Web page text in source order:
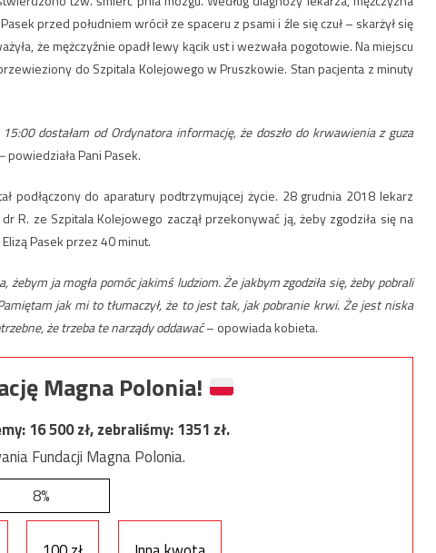
przed południem wrócił ze spaceru z psami i źle się czuł – skarżył się
że mężczyźnie opadł lewy kącik ust i wezwała pogotowie. Na miejscu
do Szpitala Kolejowego w Pruszkowie. Stan pacjenta z minuty
dostałam od Ordynatora informację, że doszło do krwawienia z guza
powiedziała Pani Pasek.
podłączony do aparatury podtrzymującej życie. 28 grudnia 2018 lekarz
R. ze Szpitala Kolejowego zaczął przekonywać ją, żeby zgodziła się na
Pasek przez 40 minut.
żebym ja mogła pomóc jakimś ludziom. Że jakbym zgodziła się, żeby pobrali
jak mi to tłumaczył, że to jest tak, jak pobranie krwi. Że jest niska
że trzeba te narządy oddawać– opowiada kobieta.
Magna Polonia!
16 500zł, zebraliśmy:1351 zł.
Fundacji Magna Polonia.
8%